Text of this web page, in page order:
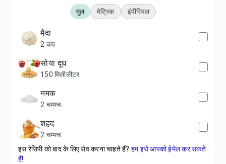
मूल मेट्रिक इंपीरियल
मैदा
2 कप
सोया दूध
150 मिलीलीटर
नमक
2 चम्मच
शहद
2 चम्मच
इस रेसिपी को बाद के लिए सेव करना चाहते हैं? हम इसे आपको ईमेल कर सकते
हैं!